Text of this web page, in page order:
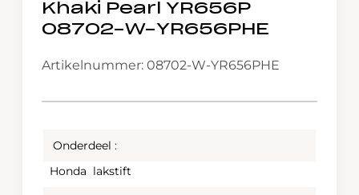
Khaki Pearl YR656P
08702-W-YR656PHE
Artikelnummer: 08702-W-YR656PHE
Onderdeel :
Honda lakstift